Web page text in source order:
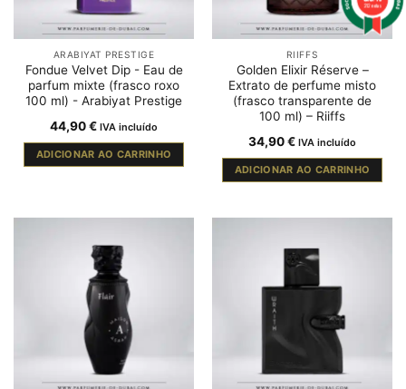
ARABIYAT PRESTIGE
Fondue Velvet Dip - Eau de
parfum mixte (frasco roxo
100 ml) - Arabiyat Prestige
44,90€ IVA incluído
ADICIONAR AO CARRINHO
RIIFFS
Golden Elixir Réserve –
Extrato de perfume misto
(frasco transparente de
100 ml) – Riiffs
34,90€ IVA incluído
ADICIONAR AO CARRINHO
212 notas